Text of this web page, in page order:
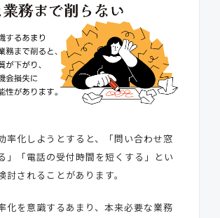
率化しようとすると、「問い合わせ窓
」「電話の受付時間を短くする」とい
討されることがあります。
化を意識するあまり、本来必要な業務